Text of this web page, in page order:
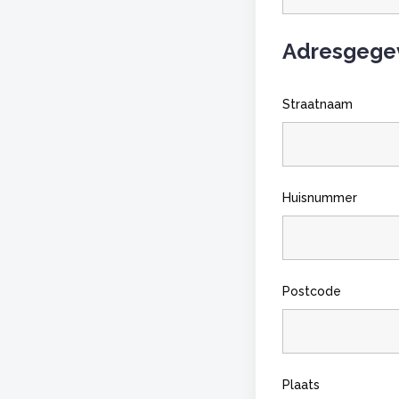
Straatnaam
Huisnummer
Postcode
Plaats